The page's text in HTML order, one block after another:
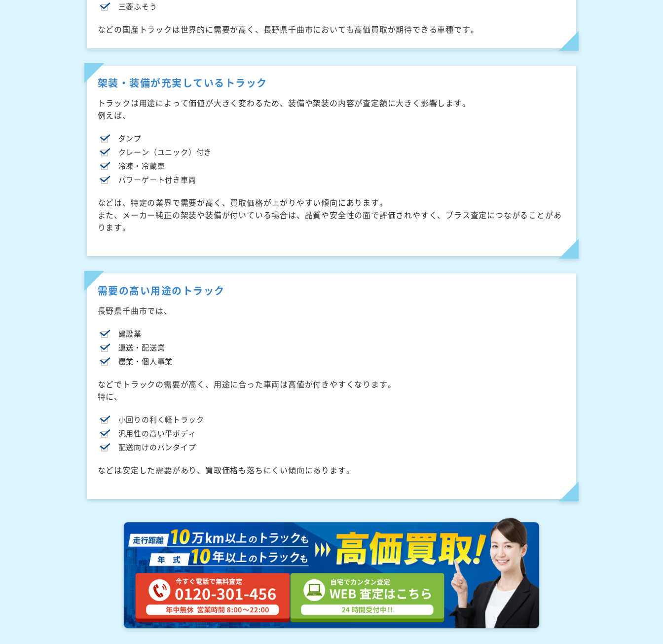
三菱ふそう
などの国産トラックは世界的に需要が高く、長野県千曲市においても高価買取が期待できる車種です。
架装・装備が充実しているトラック
トラックは用途によって価値が大きく変わるため、装備や架装の内容が査定額に大きく影響します。
例えば、
ダンプ
クレーン（ユニック）付き
冷凍・冷蔵車
パワーゲート付き車両
などは、特定の業界で需要が高く、買取価格が上がりやすい傾向にあります。
また、メーカー純正の架装や装備が付いている場合は、品質や安全性の面で評価されやすく、プラス査定につながることがあ
ります。
需要の高い用途のトラック
長野県千曲市では、
建設業
運送・配送業
農業・個人事業
などでトラックの需要が高く、用途に合った車両は高値が付きやすくなります。
特に、
小回りの利く軽トラック
汎用性の高い平ボディ
配送向けのバンタイプ
などは安定した需要があり、買取価格も落ちにくい傾向にあります。